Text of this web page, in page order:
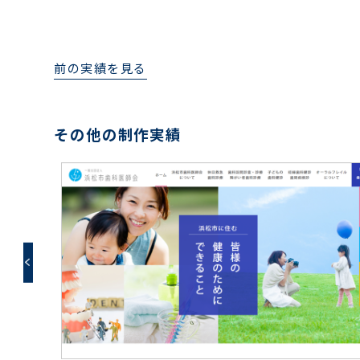
前の実績を見る
その他の制作実績